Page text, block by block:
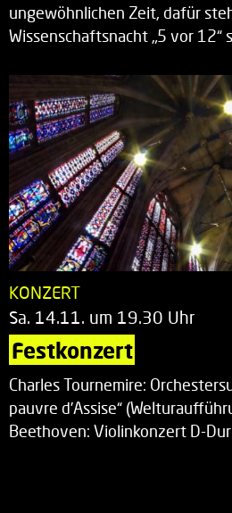
ungewöhnlichen Zeit, dafür
Wissenschaftsnacht „5 vor 12“
KONZERT
Sa. 14.11. um 19.30 Uhr
Festkonzert
Charles Tournemire:
pauvre d’Assise“
Beethoven: Violinkonzert D-